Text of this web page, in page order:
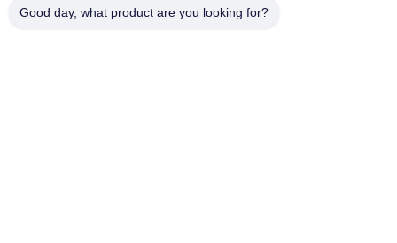
Luxusbus-Sitze
Küstenmotorschiff-
Good day, what product are you looking for?